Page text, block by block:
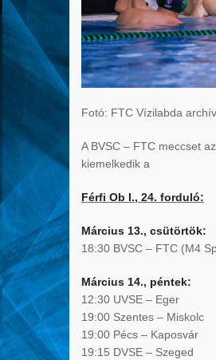
Fotó: FTC Vízilabda archív
A BVSC – FTC meccset
kiemelkedik a
Férfi Ob I., 24. forduló:
Március 13., csütörtök:
18:30 BVSC – FTC (M4
Március 14., péntek:
12:30 UVSE – Eger
19:00 Szentes – Miskolc
19:00 Pécs – Kaposvár
19:15 DVSE – Szeged